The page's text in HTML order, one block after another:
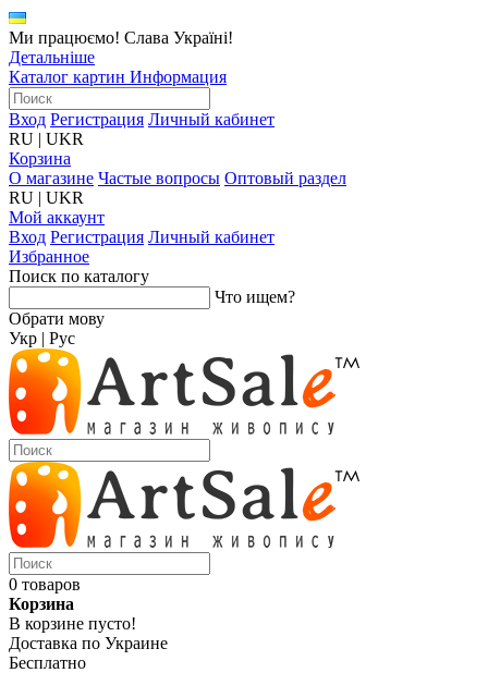
Ми працюємо! Слава Україні!
Детальніше
Каталог картин Информация
Вход Регистрация Личный кабинет
RU | UKR
Корзина
О магазине Частые вопросы Оптовый раздел
RU | UKR
Мой аккаунт
Вход Регистрация Личный кабинет
Избранное
Поиск по каталогу
Что ищем?
Обрати мову
Укр | Рус
0 товаров
Корзина
В корзине пусто!
Доставка по Украине
Бесплатно